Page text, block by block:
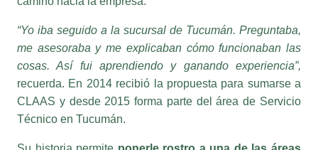
“Yo iba seguido a la sucursal de Tucumán. Preguntaba,
me asesoraba y me explicaban cómo funcionaban las
cosas. Así fui aprendiendo y ganando experiencia”,
recuerda. En 2014 recibió la propuesta para sumarse a
CLAAS y desde 2015 forma parte del área de Servicio
Técnico en Tucumán.
Su historia permiteponerle rostro a una de las áreas
más sensibles de cualquier marca de maquinaria